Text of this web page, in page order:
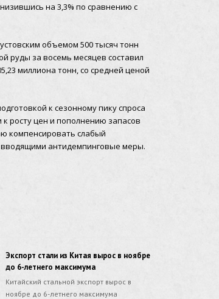
на 3,3% по сравнению с
объемом 500 тысяч тонн
руды за восемь месяцев составил
миллиона тонн, со средней ценой
к сезонному пику спроса
росту цен и пополнению запасов
компенсировать слабый
вводящими антидемпинговые меры.
Экспорт стали из Китая вырос в ноябре
до 6-летнего максимума
Китайcкий стальной экспорт вырос в
ноябре до 6-летнего максимума